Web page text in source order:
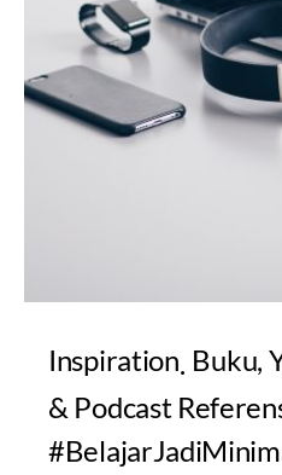
Inspiration Buku,
& Podcast